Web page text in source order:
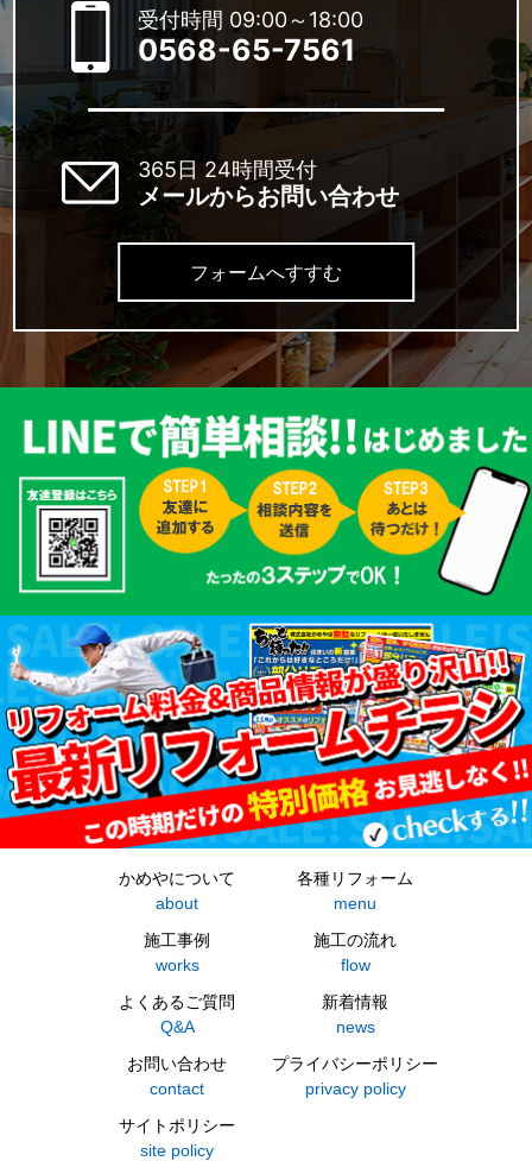
受付時間 09:00～18:00
0568-65-7561
365日 24時間受付
メールからお問い合わせ
フォームへすすむ
かめやについて
about
各種リフォーム
menu
施工事例
works
施工の流れ
flow
よくあるご質問
Q&A
新着情報
news
お問い合わせ
contact
プライバシーポリシー
privacy policy
サイトポリシー
site policy